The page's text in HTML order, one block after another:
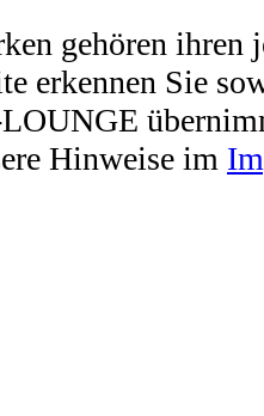
gehören
erkennen Sie
Hinweise im